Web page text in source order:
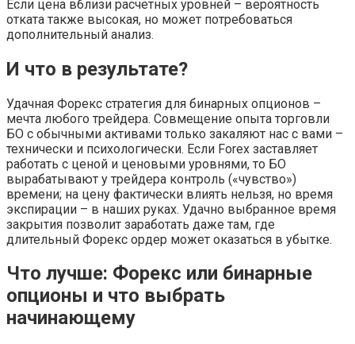
Если цена вблизи расчетных уровней – вероятность
отката также высокая, но может потребоваться
дополнительный анализ.
И что в результате?
Удачная Форекс стратегия для бинарных опционов –
мечта любого трейдера. Совмещение опыта торговли
БО с обычными активами только закаляют нас с вами –
технически и психологически. Если Forex заставляет
работать с ценой и ценовыми уровнями, то БО
вырабатывают у трейдера контроль («чувство»)
времени; на цену фактически влиять нельзя, но время
экспирации – в наших руках. Удачно выбранное время
закрытия позволит заработать даже там, где
длительный Форекс ордер может оказаться в убытке.
Что лучше: Форекс или бинарные
опционы и что выбрать
начинающему